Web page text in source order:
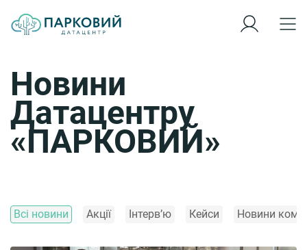
Новини
Датацентру
«ПАРКОВИЙ»
Всі новини Акції Інтерв’ю Кейси Новини